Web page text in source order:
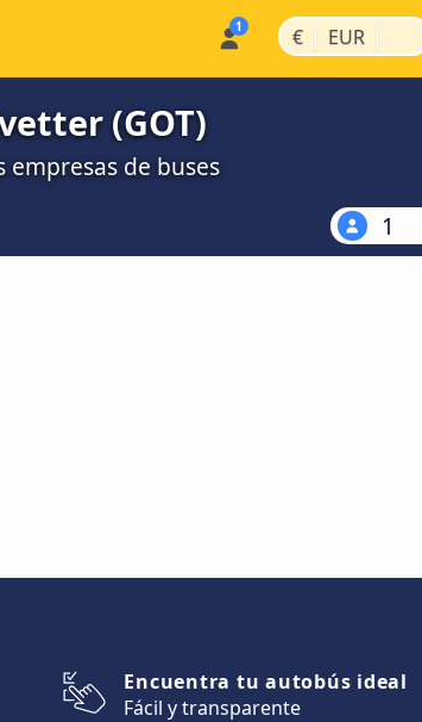
€ | EUR |
(GOT)
de buses
1
Encuentra tu autobús ideal
Fácil y transparente